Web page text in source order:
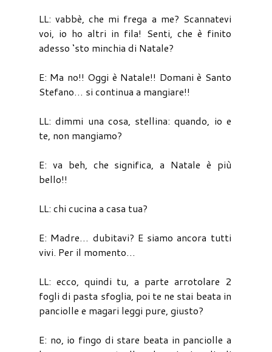
LL: vabbè, che mi frega a me? Scannatevi
voi, io ho altri in fila! Senti, che è finito
adesso ‘sto minchia di Natale?
E: Ma no!! Oggi è Natale!! Domani è Santo
Stefano… si continua a mangiare!!
LL: dimmi una cosa, stellina: quando, io e
te, non mangiamo?
E: va beh, che significa, a Natale è più
bello!!
LL: chi cucina a casa tua?
E: Madre… dubitavi? E siamo ancora tutti
vivi. Per il momento…
LL: ecco, quindi tu, a parte arrotolare 2
fogli di pasta sfoglia, poi te ne stai beata in
panciolle e magari leggi pure, giusto?
E: no, io fingo di stare beata in panciolle a